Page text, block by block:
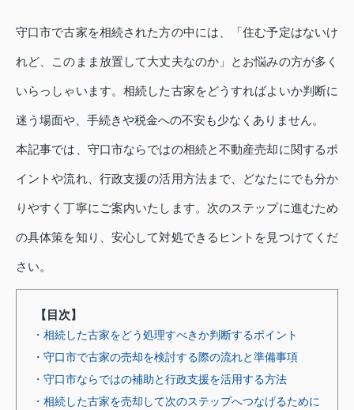
守口市で古家を相続された方の中には、「住む予定はないけ
れど、このまま放置して大丈夫なのか」とお悩みの方が多く
いらっしゃいます。相続した古家をどうすればよいか判断に
迷う場面や、手続きや税金への不安も少なくありません。
本記事では、守口市ならではの相続と不動産売却に関するポ
イントや流れ、行政支援の活用方法まで、どなたにでも分か
りやすく丁寧にご案内いたします。次のステップに進むため
の具体策を知り、安心して対処できるヒントを見つけてくだ
さい。
【目次】
・相続した古家をどう処理すべきか判断するポイント
・守口市で古家の売却を検討する際の流れと準備事項
・守口市ならではの補助と行政支援を活用する方法
・相続した古家を売却して次のステップへつなげるために